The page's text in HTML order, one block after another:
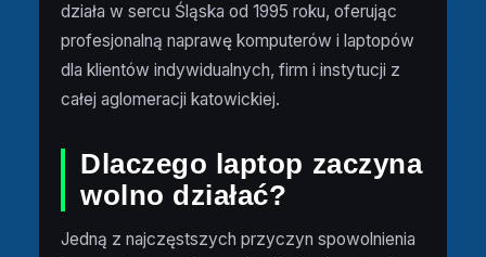
działa w sercu Śląska od 1995 roku, oferując
profesjonalną naprawę komputerów i laptopów
dla klientów indywidualnych, firm i instytucji z
całej aglomeracji katowickiej.
Dlaczego laptop zaczyna
wolno działać?
Jedną z najczęstszych przyczyn spowolnienia